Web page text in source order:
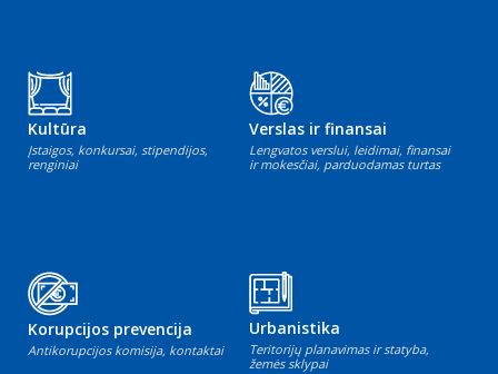
Kultūra
Įstaigos, konkursai, stipendijos,
renginiai
Verslas ir finansai
Lengvatos verslui, leidimai, finansai
ir mokesčiai, parduodamas turtas
Korupcijos prevencija
Antikorupcijos komisija, kontaktai
Urbanistika
Teritorijų planavimas ir statyba,
žemės sklypai